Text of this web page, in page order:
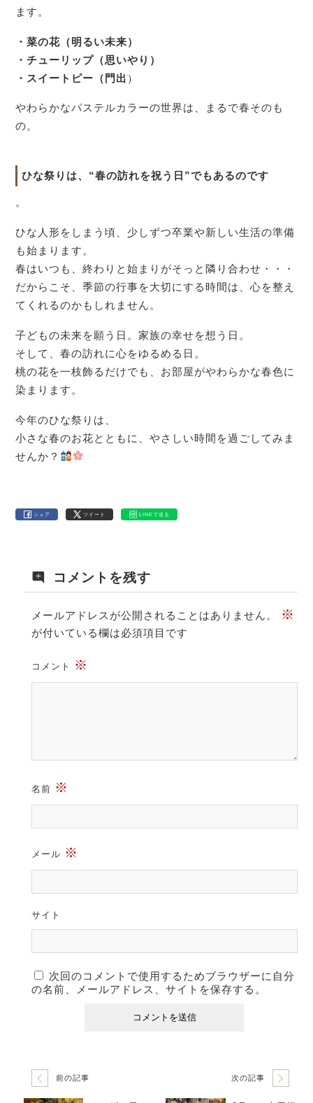
ます。
・菜の花（明るい未来）
・チューリップ（思いやり）
・スイートピー（門出 ）
やわらかなパステルカラーの世界は、まるで春そのも
の。
ひな祭りは、“春の訪れを祝う日”でもあるのです
。
ひな人形をしまう頃、少しずつ卒業や新しい生活の準備
も始まります。
春はいつも、終わりと始まりがそっと隣り合わせ・・・
だからこそ、季節の行事を大切にする時間は、心を整え
てくれるのかもしれません。
子どもの未来を願う日。家族の幸せを想う日。
そして、春の訪れに心をゆるめる日。
桃の花を一枝飾るだけでも、お部屋がやわらかな春色に
染まります。
今年のひな祭りは、
小さな春のお花とともに、やさしい時間を過ごしてみま
せんか？
シェア ツイート LINEで送る
コメントを残す
メールアドレスが公開されることはありません。 ※
が付いている欄は必須項目です
コメント ※
名前 ※
メール ※
サイト
次回のコメントで使用するためブラウザーに自分
の名前、メールアドレス、サイトを保存する。
前の記事 次の記事